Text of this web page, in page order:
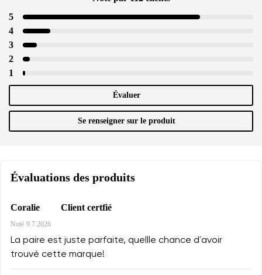
5
4
3
2
1
Évaluer
Se renseigner sur le produit
Évaluations des produits
Coralie Client certfié
Noté 9.7.2026
La paire est juste parfaite, quellle chance d´avoir
trouvé cette marque!